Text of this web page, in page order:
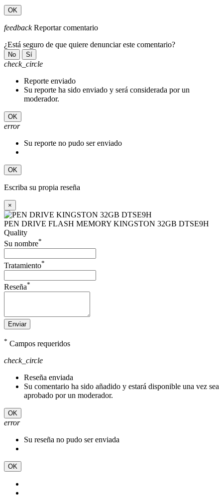
OK
feedback Reportar comentario
¿Está seguro de que quiere denunciar este comentario?
No Sí
check_circle
Reporte enviado
Su reporte ha sido enviado y será considerada por un
moderador.
OK
error
Su reporte no pudo ser enviado
OK
Escriba su propia reseña
×
PEN DRIVE FLASH MEMORY KINGSTON 32GB DTSE9H
Quality
Su nombre*
Tratamiento*
Reseña*
Enviar
* Campos requeridos
check_circle
Reseña enviada
Su comentario ha sido añadido y estará disponible una vez sea
aprobado por un moderador.
OK
error
Su reseña no pudo ser enviada
OK